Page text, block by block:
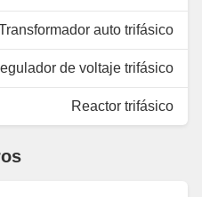
auto trifásico
de voltaje trifásico
Reactor trifásico